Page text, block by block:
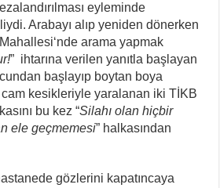
eyleminde
Arabayı alıp yeniden dönerken
arama yapmak
” ihtarına verilen yanıtla başlayan
başlayıp boytan boya
kesikleriyle yaralanan iki TİKB
bu kez “Silahı olan hiçbir
ele geçmemesi” halkasından
gözlerini kapatıncaya